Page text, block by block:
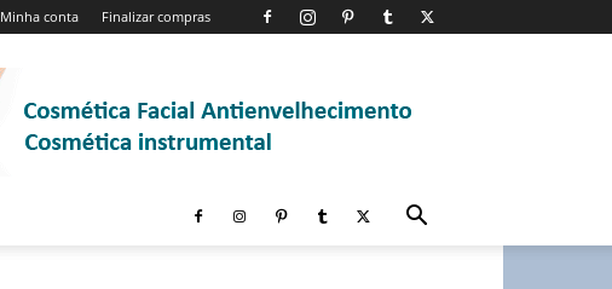
Minha conta Finalizar compras